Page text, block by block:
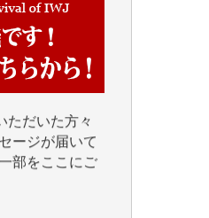
ただいた方々
部をここにご
皆さま、心よ